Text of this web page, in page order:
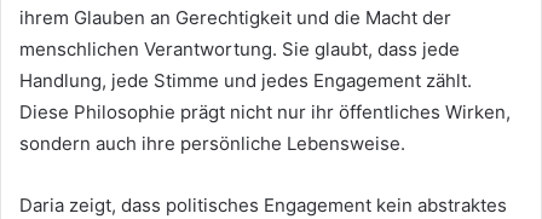
ihrem Glauben an Gerechtigkeit und die Macht der
menschlichen Verantwortung. Sie glaubt, dass jede
Handlung, jede Stimme und jedes Engagement zählt.
Diese Philosophie prägt nicht nur ihr öffentliches Wirken,
sondern auch ihre persönliche Lebensweise.
Daria zeigt, dass politisches Engagement kein abstraktes